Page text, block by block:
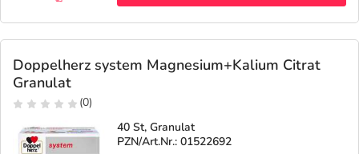
Doppelherz system Magnesium+Kalium Citrat
Granulat
(0)
40 St, Granulat
PZN/Art.Nr.: 01522692